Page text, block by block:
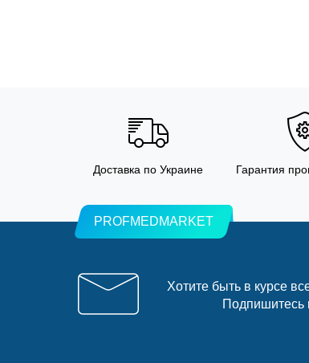
Доставка по Украине Гарантия
PROFMEDMARKET
Хотите быть в курсе
Подпишитесь